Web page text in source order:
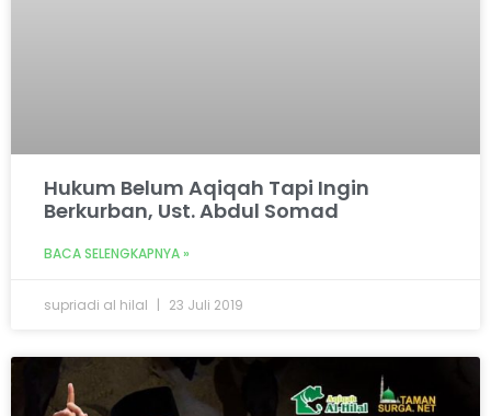
Hukum Belum Aqiqah Tapi Ingin
Berkurban, Ust. Abdul Somad
BACA SELENGKAPNYA »
supriadi al hilal 23 Juli 2019